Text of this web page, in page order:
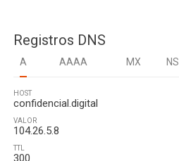
Registros DNS
A AAAA MX NS
HOST
confidencial.digital
VALOR
104.26.5.8
TTL
300